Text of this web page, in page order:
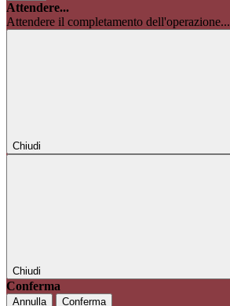
Attendere...
Attendere il completamento dell'operazione...
Chiudi
Chiudi
Conferma
Annulla Conferma